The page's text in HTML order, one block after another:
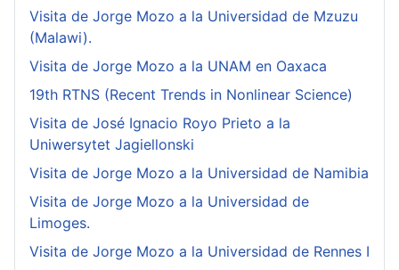
Visita de Jorge Mozo a la Universidad de Mzuzu
(Malawi).
Visita de Jorge Mozo a la UNAM en Oaxaca
19th RTNS (Recent Trends in Nonlinear Science)
Visita de José Ignacio Royo Prieto a la
Uniwersytet Jagiellonski
Visita de Jorge Mozo a la Universidad de Namibia
Visita de Jorge Mozo a la Universidad de
Limoges.
Visita de Jorge Mozo a la Universidad de Rennes I